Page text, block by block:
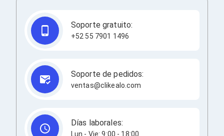
Maletines para Proyectores
Pantallas de Proyección
Pizarrones Interactivos
Accesorios TV
Soportes para Pantallas
Controles Remoto
Pantallas Comerciales
Pantallas Interactivas
Soporte gratuito:
+52 55 7901 1496
Soporte de pedidos:
ventas@clikealo.com
Días laborales:
Lun - Vie: 9:00 - 18:00